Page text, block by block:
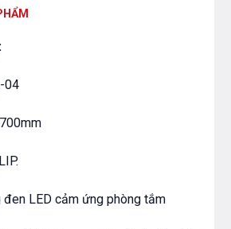
04
đen LED cảm ứng phòng tắm